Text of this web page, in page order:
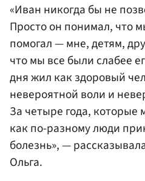
«Иван никогда бы не
Просто он понимал, что
помогал — мне, детям,
что мы все были слабее
дня жил как здоровый
невероятной воли и
За четыре года, которые
как по-разному люди
болезнь», —
Ольга.